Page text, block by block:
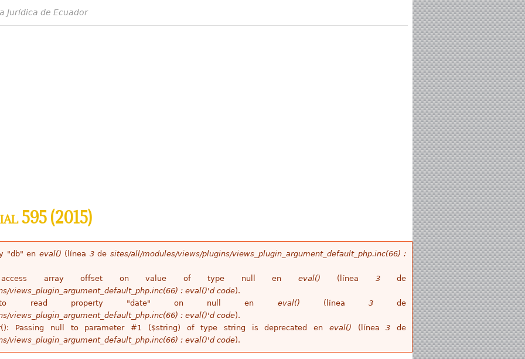
Jurídica de Ecuador
595 (2015)
"db" en eval() (línea 3de sites/all/modules/views/plugins/views_plugin_argument_default_php.inc(66) :
array offset on value of type null en eval() (línea 3de
views_plugin_argument_default_php.inc(66) : eval()'d code).
read property "date" on null en eval() (línea 3de
views_plugin_argument_default_php.inc(66) : eval()'d code).
Passing null to parameter #1 ($string) of type string is deprecated en eval() (línea3 de
views_plugin_argument_default_php.inc(66) : eval()'d code).